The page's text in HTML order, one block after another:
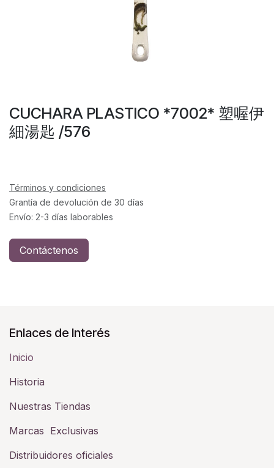
CUCHARA PLASTICO *7002* 塑喔伊
細湯匙 /576
Términos y condiciones
Grantía de devolución de 30 días
Envío: 2-3 días laborables
Contáctenos
Enlaces de Interés
Inicio
Historia​
Nuestras Tiendas
Marcas Exclusivas
Distribuidores oficiales